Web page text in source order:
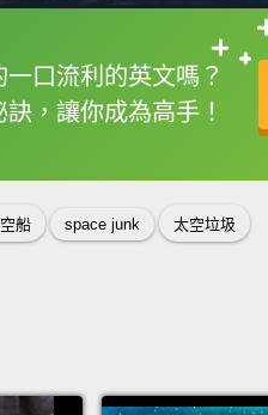
口流利的英文嗎？
，讓你成為高手！
框選或點兩下字幕可以直接
船 space junk 太空垃圾